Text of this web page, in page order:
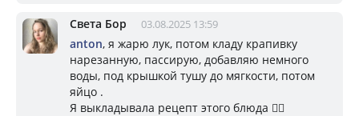
Света Бор 03.08.2025 13:59
anton, я жарю лук, потом кладу крапивку
нарезанную, пассирую, добавляю немного
воды, под крышкой тушу до мягкости, потом
яйцо .
Я выкладывала рецепт этого блюда ☝🏼